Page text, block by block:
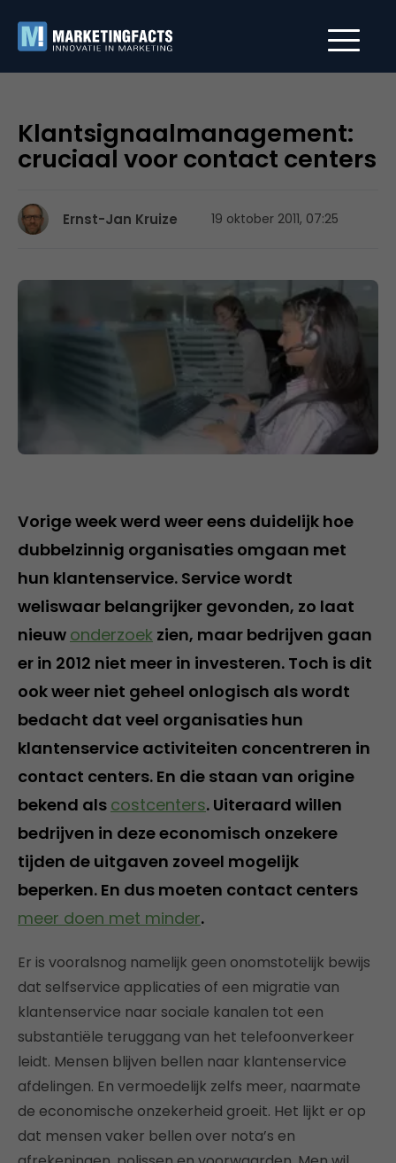
Klantsignaalmanagement:
cruciaal voor contact centers
Ernst-Jan Kruize 19 oktober 2011, 07:25
Vorige week werd weer eens duidelijk hoe
dubbelzinnig organisaties omgaan met
hun klantenservice. Service wordt
weliswaar belangrijker gevonden, zo laat
nieuw onderzoek zien, maar bedrijven gaan
er in 2012 niet meer in investeren. Toch is dit
ook weer niet geheel onlogisch als wordt
bedacht dat veel organisaties hun
klantenservice activiteiten concentreren in
contact centers. En die staan van origine
bekend als costcenters. Uiteraard willen
bedrijven in deze economisch onzekere
tijden de uitgaven zoveel mogelijk
beperken. En dus moeten contact centers
meer doen met minder.
Er is vooralsnog namelijk geen onomstotelijk bewijs
dat selfservice applicaties of een migratie van
klantenservice naar sociale kanalen tot een
substantiële teruggang van het telefoonverkeer
leidt. Mensen blijven bellen naar klantenservice
afdelingen. En vermoedelijk zelfs meer, naarmate
de economische onzekerheid groeit. Het lijkt er op
dat mensen vaker bellen over nota’s en